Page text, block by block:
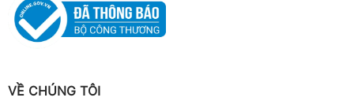
VỀ CHÚNG TÔI